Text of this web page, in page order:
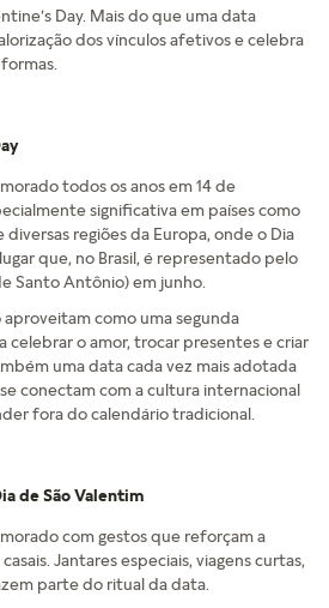
Day. Mais do que uma data
dos vínculos afetivos e celebra
todos os anos em 14 de
significativa em países como
diversas regiões da Europa, onde o Dia
que, no Brasil, é representado pelo
Santo Antônio) em junho.
aproveitam como uma segunda
celebrar o amor, trocar presentes e criar
uma data cada vez mais adotada
conectam com a cultura internacional
fora do calendário tradicional.
de São Valentim
com gestos que reforçam a
Jantares especiais, viagens curtas,
parte do ritual da data.